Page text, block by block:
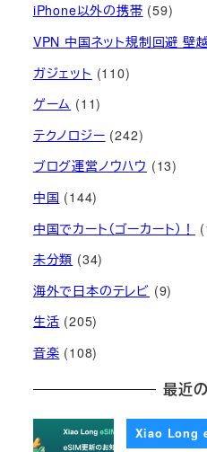
iPhone以外の携帯 (59)
VPN 中国ネット規制回避 壁
ガジェット (110)
ゲーム (11)
テクノロジー (242)
ブログ運営ノウハウ (13)
中国 (144)
中国でカート（ゴーカート）！
未分類 (34)
海外で日本のテレビ (9)
生活 (205)
音楽 (108)
最近
Xiao Long